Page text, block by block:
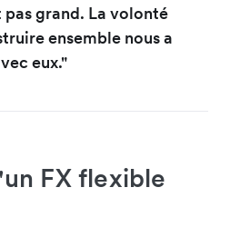
grand. La volonté
ensemble nous a
eux."
FX flexible